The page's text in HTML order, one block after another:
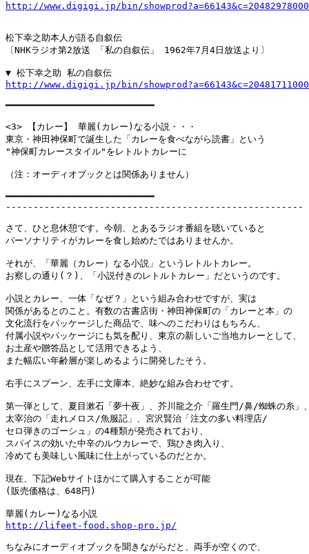
http://www.digigi.jp/bin/
松下幸之助本人が語る自叙伝
〔NHKラジオ第2放送 「私の自叙伝」 1962年7月4日放送より〕
http://www.digigi.jp/bin/
━━━━━━━━━━━━━━━━━━━━━━━━━━━
<3> 【カレー】 華麗(カレー)なる小説・・・
東京・神田神保町で誕生した「カレーを食べながら読書」という
"神保町カレースタイル"をレトルトカレーに
（注：オーディオブックとは関係ありません）
━━━━━━━━━━━━━━━━━━━━━━━━━━━
------------------------------------------------------
さて、ひと息休憩です。今朝、とあるラジオ番組を聴いていると
パーソナリティがカレーを食し始めたではありませんか。
それが、「華麗（カレー）なる小説」というレトルトカレー。
お察しの通り(？)、「小説付きのレトルトカレー」だというのです。
小説とカレー、一体「なぜ？」という組み合わせですが、実は
関係があるとのこと。有数の古書店街・神田神保町の「カレーと本」の
文化流行をパッケージした商品で、味へのこだわりはもちろん、
付属小説やパッケージにも気を配り、東京の新しいご当地カレーとして、
お土産や贈答品として活用できるよう、
また幅広い年齢層が楽しめるように開発したそう。
右手にスプーン、左手に文庫本、絶妙な組み合わせです。
第一弾として、夏目漱石「夢十夜」、芥川龍之介「羅生門/鼻/蜘蛛の糸」
太宰治の「走れメロス/魚服記」、宮沢賢治「注文の多い料理店/
セロ弾きのゴーシュ」の4種類が発売されており、
スパイスの効いた中辛のルウカレーで、鶏ひき肉入り、
冷めても美味しい風味に仕上がっているのだとか。
現在、下記Webサイトほかにて購入することが可能
(販売価格は、648円)
http://lifeet-food.shop-pro.jp/
ちなみにオーディオブックを聞きながらだと、両手が空くので、